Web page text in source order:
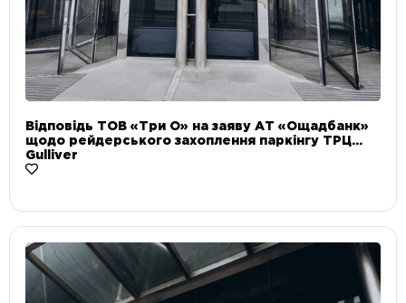
Відповідь ТОВ «Три О» на заяву АТ «Ощадбанк»
щодо рейдерського захоплення паркінгу ТРЦ
Gulliver